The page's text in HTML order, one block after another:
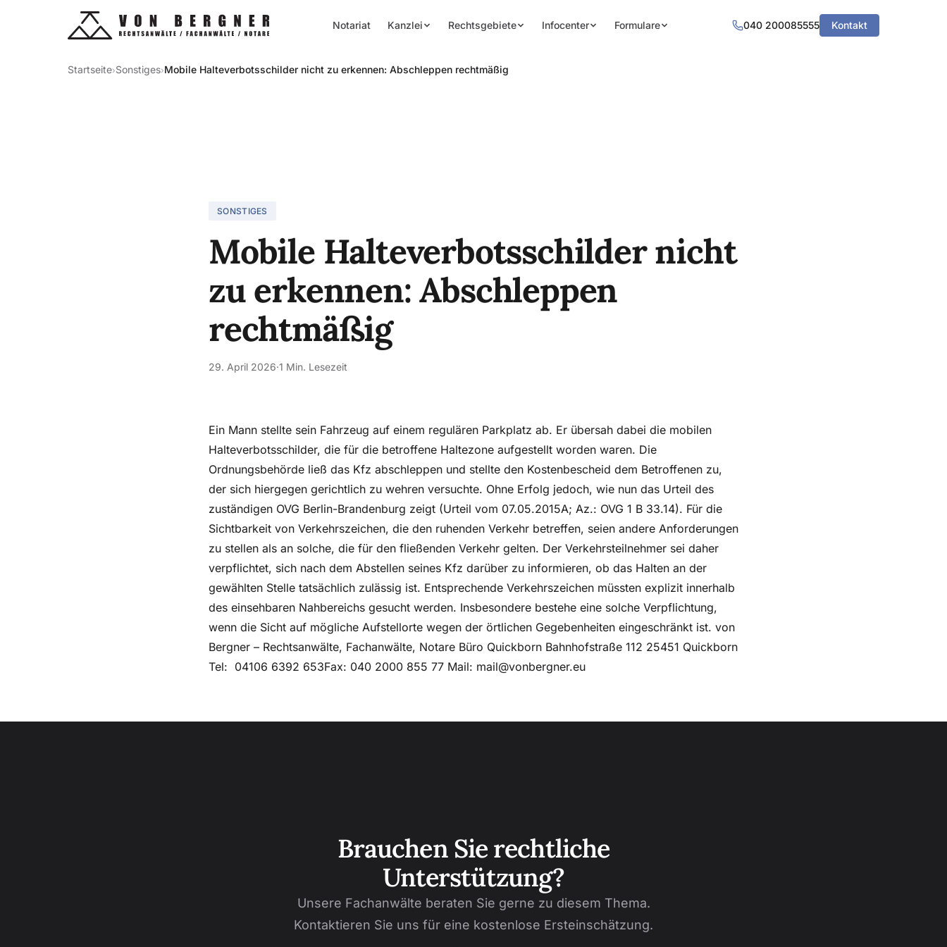
Notariat Kanzlei Rechtsgebiete Infocenter Formulare 040 200085555 Kontakt
Startseite›Sonstiges›Mobile Halteverbotsschilder nicht zu erkennen: Abschleppen rechtmäßig
SONSTIGES
Mobile Halteverbotsschilder nicht
zu erkennen: Abschleppen
rechtmäßig
29. April 2026·1 Min. Lesezeit
Ein Mann stellte sein Fahrzeug auf einem regulären Parkplatz ab. Er übersah dabei die mobilen
Halteverbotsschilder, die für die betroffene Haltezone aufgestellt worden waren. Die
Ordnungsbehörde ließ das Kfz abschleppen und stellte den Kostenbescheid dem Betroffenen zu,
der sich hiergegen gerichtlich zu wehren versuchte. Ohne Erfolg jedoch, wie nun das Urteil des
zuständigen OVG Berlin-Brandenburg zeigt (Urteil vom 07.05.2015A; Az.: OVG 1 B 33.14). Für die
Sichtbarkeit von Verkehrszeichen, die den ruhenden Verkehr betreffen, seien andere Anforderungen
zu stellen als an solche, die für den fließenden Verkehr gelten. Der Verkehrsteilnehmer sei daher
verpflichtet, sich nach dem Abstellen seines Kfz darüber zu informieren, ob das Halten an der
gewählten Stelle tatsächlich zulässig ist. Entsprechende Verkehrszeichen müssten explizit innerhalb
des einsehbaren Nahbereichs gesucht werden. Insbesondere bestehe eine solche Verpflichtung,
wenn die Sicht auf mögliche Aufstellorte wegen der örtlichen Gegebenheiten eingeschränkt ist. von
Bergner – Rechtsanwälte, Fachanwälte, Notare Büro Quickborn Bahnhofstraße 112 25451 Quickborn
Tel: 04106 6392 653Fax: 040 2000 855 77 Mail: mail@vonbergner.eu
Brauchen Sie rechtliche
Unterstützung?
Unsere Fachanwälte beraten Sie gerne zu diesem Thema.
Kontaktieren Sie uns für eine kostenlose Ersteinschätzung.